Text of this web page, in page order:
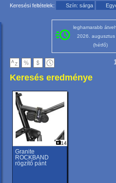
Keresési feltételek: Szín: sárga
leghamarabb
2026. augusztus
(hétfő)
Keresés eredménye
14
Granite
ROCKBAND
rögzítő pánt